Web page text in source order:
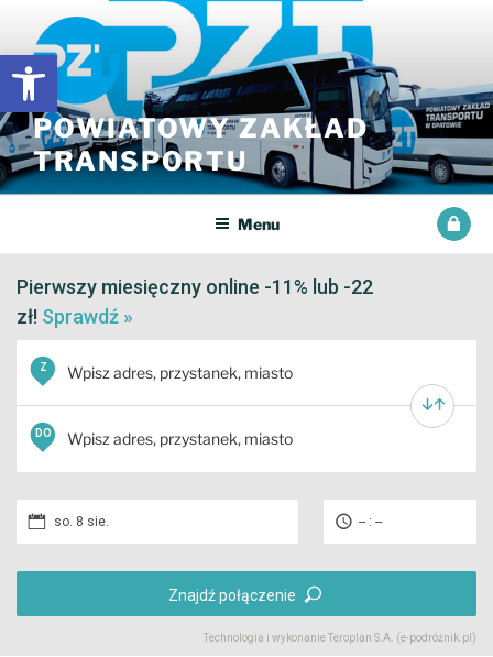
Open toolbar
treści
POWIATOWY ZAKŁAD
TRANSPORTU
Menu
Pierwszy miesięczny online -11% lub -22
zł! Sprawdź »
Technologia i wykonanieTeroplan S.A. (e-podróżnik.pl)
Z
DO
so. 8 sie. -- : --
Znajdź połączenie